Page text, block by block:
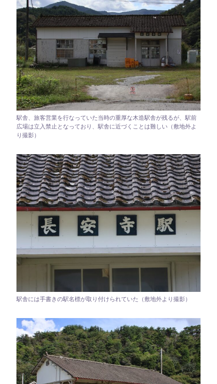
駅舎、旅客営業を行なっていた当時の重厚な木造駅舎が残るが、駅前
広場は立入禁止となっており、駅舎に近づくことは難しい（敷地外よ
り撮影）
駅舎には手書きの駅名標が取り付けられていた（敷地外より撮影）